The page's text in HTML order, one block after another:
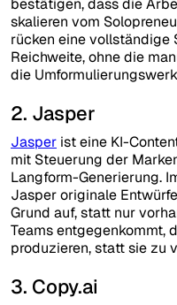
bestätigen, dass die
skalieren vom
rücken eine vollständige
Reichweite, ohne die
die
2. Jasper
Jasper ist eine KI-
mit Steuerung der
Langform-Generierung.
Jasper originale
Grund auf, statt nur
Teams entgegenkommt,
produzieren, statt sie zu
3. Copy.ai